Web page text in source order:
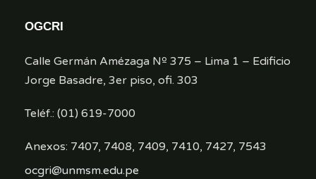
OGCRI
Calle Germán Amézaga Nº 375 – Lima 1 – Edificio
Jorge Basadre, 3er piso, ofi. 303
Teléf.: (01) 619-7000
Anexos: 7407, 7408, 7409, 7410, 7427, 7543
ocgri@unmsm.edu.pe